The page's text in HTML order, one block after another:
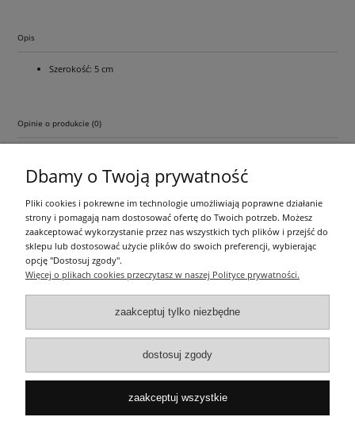
Opis
Szerokość: 5 cm
Opinie o produkcie (0)
Dostawa
O firmie
pokaż pełną wersję strony
Dbamy o Twoją prywatność
Pliki cookies i pokrewne im technologie umożliwiają poprawne działanie
strony i pomagają nam dostosować ofertę do Twoich potrzeb. Możesz
zaakceptować wykorzystanie przez nas wszystkich tych plików i przejść do
sklepu lub dostosować użycie plików do swoich preferencji, wybierając
opcję "Dostosuj zgody".
Więcej o plikach cookies przeczytasz w naszej Polityce prywatności.
zaakceptuj tylko niezbędne
dostosuj zgody
zaakceptuj wszystkie